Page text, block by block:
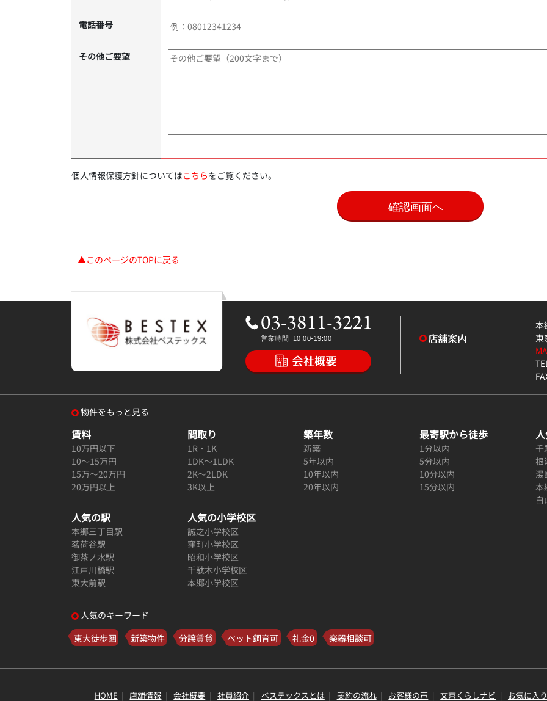
電話番号
その他ご要望
個人情報保護方針についてはこちらをご覧ください。
▲このページのTOPに戻る
本
東
物件をもっと見る
賃料
10万円以下
10～15万円
15万～20万円
20万円以上
間取り
1R・1K
1DK～1LDK
2K～2LDK
3K以上
築年数
新築
5年以内
10年以内
20年以内
最寄駅から徒歩
1分以内
5分以内
10分以内
15分以内
千
根
湯
本
白
人気の駅
本郷三丁目駅
茗荷谷駅
御茶ノ水駅
江戸川橋駅
東大前駅
人気の小学校区
誠之小学校区
窪町小学校区
昭和小学校区
千駄木小学校区
本郷小学校区
人気のキーワード
東大徒歩圏
新築物件 分譲賃貸 ペット飼育可 礼金0 楽器相談可
HOME 店舗情報 会社概要 社員紹介 ベステックスとは 契約の流れ お客様の声 文京くらしナビ お気に入